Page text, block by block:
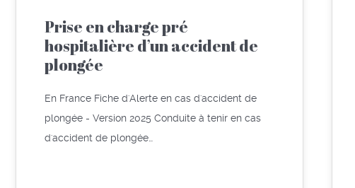
Prise en charge pré
hospitalière d’un accident de
plongée
En France Fiche d'Alerte en cas d'accident de
plongée - Version 2025 Conduite à tenir en cas
d'accident de plongée…